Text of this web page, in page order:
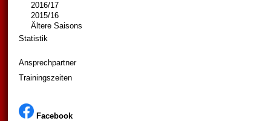
2016/17
2015/16
Ältere Saisons
Statistik
Ansprechpartner
Trainingszeiten
Facebook